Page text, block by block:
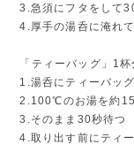
3.急須にフタをして
4.厚手の湯呑に淹れ
「ティーバッグ」1杯
1.湯呑にティーバッ
2.100℃のお湯を約
3.そのまま30秒待つ
4.取り出す前にティ